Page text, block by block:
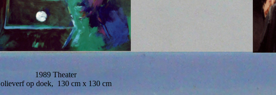
1989 Theater
olieverf op doek, 130 cm x 130 cm